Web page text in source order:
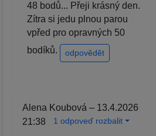
48 bodů... Přeji krásný den.
Zítra si jedu plnou parou
vpřed pro opravných 50
bodíků.
odpovědět
Alena Koubová – 13.4.2026
21:38
1 odpoveď rozbalit